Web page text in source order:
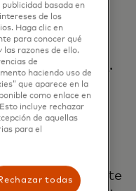
de la
la definición
la parte de
de Mastercard .
ni
copiar,
vender o
crear ningún
de ningún
o usar este
basada en
de los
Haga clic en
para conocer qué
las razones de ello.
de
haciendo uso de
que aparece en la
como enlace en
incluye rechazar
de aquellas
para el
todas